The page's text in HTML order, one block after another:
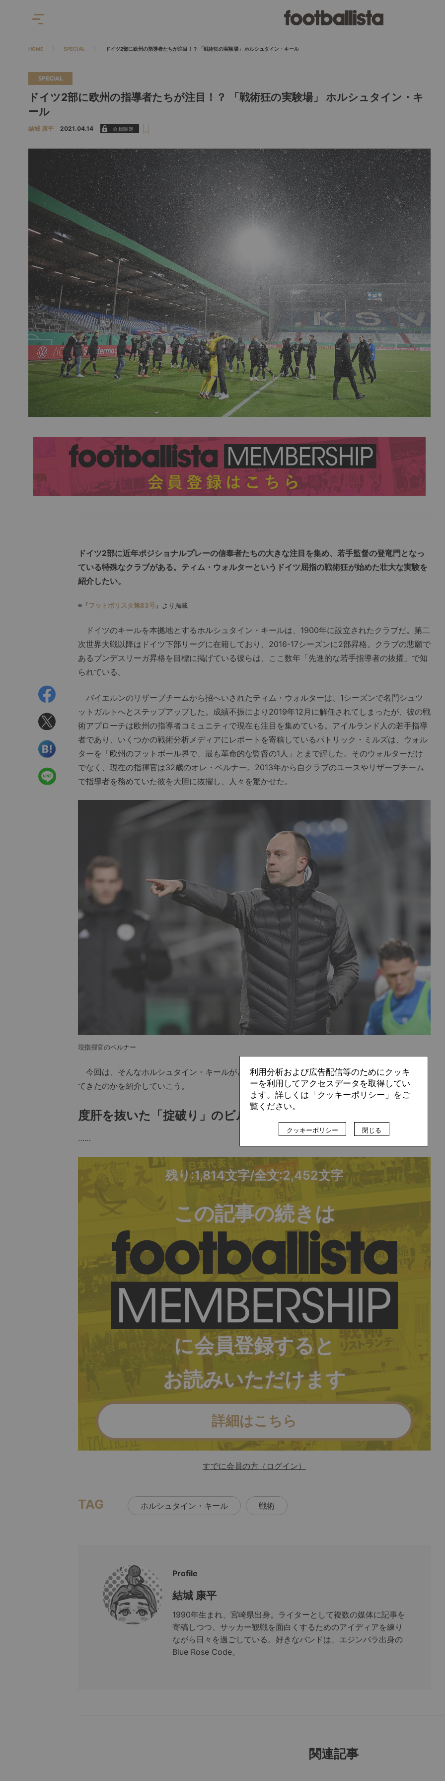
HOME SPECIAL ドイツ2部に欧州の指導者たちが注目！？ 「戦術狂の実験場」 ホルシュタイン・キール
SPECIAL
ドイツ2部に欧州の指導者たちが注目！？ 「戦術狂の実験場」 ホルシュタイン・キ
ール
結城 康平 2021.04.14
ドイツ2部に近年ポジショナルプレーの信奉者たちの大きな注目を集め、若手監督の登竜門となっ
ている特殊なクラブがある。ティム・ウォルターというドイツ屈指の戦術狂が始めた壮大な実験を
紹介したい。
※『フットボリスタ第83号』より掲載
ドイツのキールを本拠地とするホルシュタイン・キールは、1900年に設立されたクラブだ。第二
次世界大戦以降はドイツ下部リーグに在籍しており、2016-17シーズンに2部昇格。クラブの悲願で
あるブンデスリーガ昇格を目標に掲げている彼らは、ここ数年「先進的な若手指導者の抜擢」で知
られている。
バイエルンのリザーブチームから招へいされたティム・ウォルターは、1シーズンで名門シュツ
ットガルトへとステップアップした。成績不振により2019年12月に解任されてしまったが、彼の戦
術アプローチは欧州の指導者コミュニティで現在も注目を集めている。アイルランド人の若手指導
者であり、いくつかの戦術分析メディアにレポートを寄稿しているパトリック・ミルズは、ウォル
ターを「欧州のフットボール界で、最も革命的な監督の1人」とまで評した。そのウォルターだけ
でなく、現在の指揮官は32歳のオレ・ベルナー。2013年から自クラブのユースやリザーブチーム
で指導者を務めていた彼を大胆に抜擢し、人々を驚かせた。
現指揮官のベルナー
今回は、そんなホルシュタイン・キールがどのようにドイツ2部にイノベーションを巻き起こし
てきたのかを紹介していこう。
度肝を抜いた「掟破り」のビルドアップ
……
残り:1,814文字/全文:2,452文字
この記事の続きは
に会員登録すると
お読みいただけます
詳細はこちら
すでに会員の方（ログイン）
TAG ホルシュタイン・キール 戦術
Profile
結城 康平
1990年生まれ、宮崎県出身。ライターとして複数の媒体に記事を
寄稿しつつ、サッカー観戦を面白くするためのアイディアを練り
ながら日々を過ごしている。好きなバンドは、エジンバラ出身の
Blue Rose Code。
関連記事
利用分析および広告配信等のためにクッキ
ーを利用してアクセスデータを取得してい
ます。詳しくは「クッキーポリシー」をご
覧ください。
クッキーポリシー 閉じる